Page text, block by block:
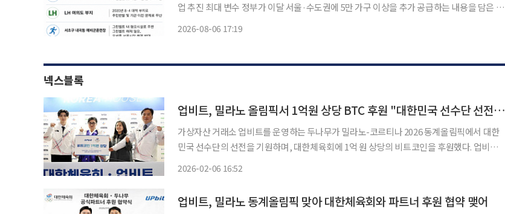
업 추진 최대 변수 정부가 이달 서울·수도권에 5만 가구 이상을 추가 공급하는 내용을 담은 부
2026-08-06 17:19
넥스블록
업비트, 밀라노 올림픽서 1억원 상당 BTC 후원 "대한민국 선수단 선전 기원"
가상자산 거래소 업비트를 운영하는 두나무가 밀라노-코르티나 2026 동계올림픽에서 대한
민국 선수단의 선전을 기원하며, 대한체육회에 1억 원 상당의 비트코인을 후원했다. 업비트
2026-02-06 16:52
업비트, 밀라노 동계올림픽 맞아 대한체육회와 파트너 후원 협약 맺어